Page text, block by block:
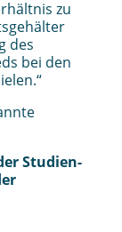
zu
des
bei den
Studien-